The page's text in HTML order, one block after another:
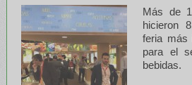
Más de
hicieron
feria más
para el
bebidas.